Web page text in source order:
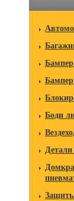
Боди
Детали